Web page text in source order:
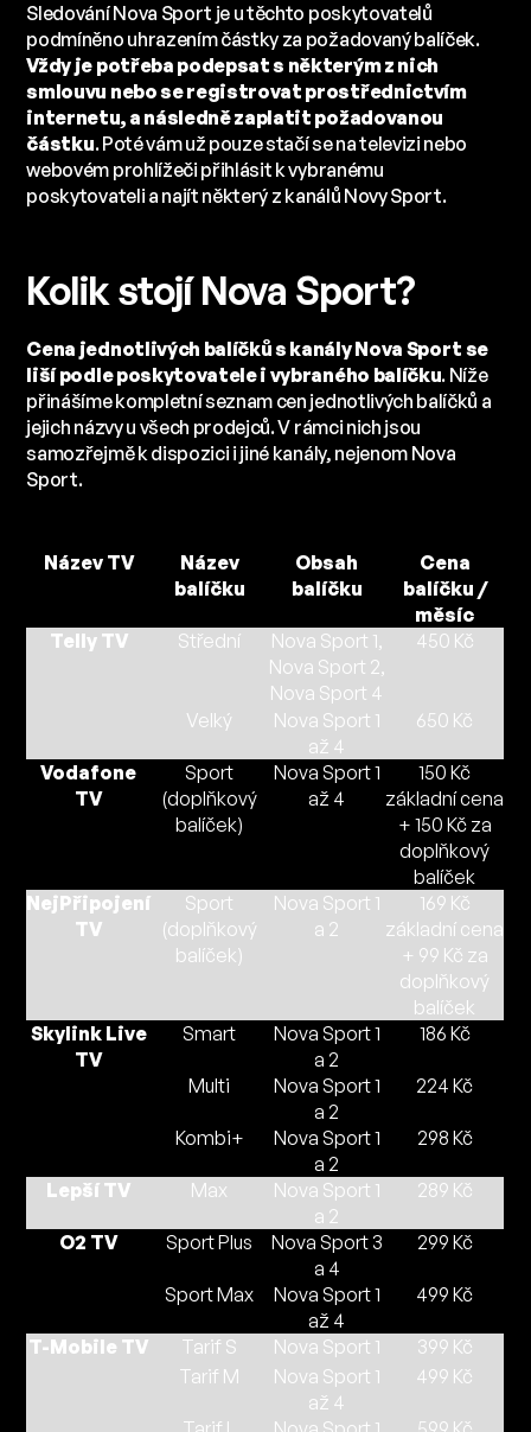
Sledování Nova Sport je u těchto poskytovatelů
podmíněno uhrazením částky za požadovaný balíček.
Vždy je potřeba podepsat s některým z nich
smlouvu nebo se registrovat prostřednictvím
internetu, a následně zaplatit požadovanou
částku. Poté vám už pouze stačí se na televizi nebo
webovém prohlížeči přihlásit k vybranému
poskytovateli a najít některý z kanálů Novy Sport.
Kolik stojí Nova Sport?
Cena jednotlivých balíčků s kanály Nova Sport se
liší podle poskytovatele i vybraného balíčku. Níže
přinášíme kompletní seznam cen jednotlivých balíčků a
jejich názvy u všech prodejců. V rámci nich jsou
samozřejmě k dispozici i jiné kanály, nejenom Nova
Sport.
Název TV
Název
balíčku
Obsah
balíčku
Cena
balíčku /
měsíc
Telly TV
Střední
Nova Sport 1,
Nova Sport 2,
Nova Sport 4
450 Kč
Velký
Nova Sport 1
až 4
650 Kč
Vodafone
TV
Sport
(doplňkový
balíček)
Nova Sport 1
až 4
150 Kč
základní cena
+ 150 Kč za
doplňkový
balíček
NejPřipojení
TV
Sport
(doplňkový
balíček)
Nova Sport 1
a 2
169 Kč
základní cena
+ 99 Kč za
doplňkový
balíček
Skylink Live
TV
Smart
Nova Sport 1
a 2
186 Kč
Multi
Nova Sport 1
a 2
224 Kč
Kombi+
Nova Sport 1
a 2
298 Kč
Lepší TV Max
Nova Sport 1
a 2
289 Kč
O2 TV Sport Plus
Nova Sport 3
a 4
299 Kč
Sport Max
Nova Sport 1
až 4
499 Kč
T-Mobile TV Tarif S Nova Sport 1
399 Kč
Tarif M
Nova Sport 1
až 4
499 Kč